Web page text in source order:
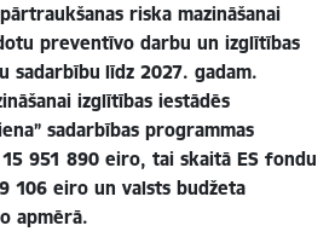
riska mazināšanai
preventīvo darbu un izglītības
sadarbību līdz 2027. gadam.
izglītības iestādēs
sadarbības programmas
951 890 eiro, tai skaitā ES fondu
106 eiro un valsts budžeta
apmērā.